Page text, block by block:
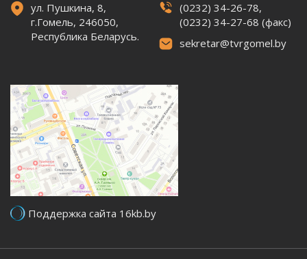
ул. Пушкина, 8,
г.Гомель, 246050,
Республика Беларусь.
(0232) 34-26-78,
(0232) 34-27-68 (факс)
sekretar@tvrgomel.by
Поддержка сайта 16kb.by